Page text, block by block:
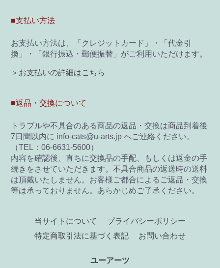
■支払い方法
お支払い方法は、「クレジットカード」・「代金引
換」・「銀行振込・郵便振替」がご利用いただけます。
＞お支払いの詳細はこちら
■返品・交換について
トラブルや不具合のある商品の返品・交換は商品到着後
7日間以内に info-cats@u-arts.jp へご連絡ください。
（TEL：06-6631-5600）
内容を確認後、直ちに交換品の手配、もしくは返金の手
続きをさせていただきます。不具合商品の返送時の送料
は頂戴いたしません。お客様ご都合によるご返品・交換
等は承っておりません。あらかじめご了承ください。
当サイトについて
プライバシーポリシー
特定商取引法に基づく表記
お問い合わせ
ユーアーツ